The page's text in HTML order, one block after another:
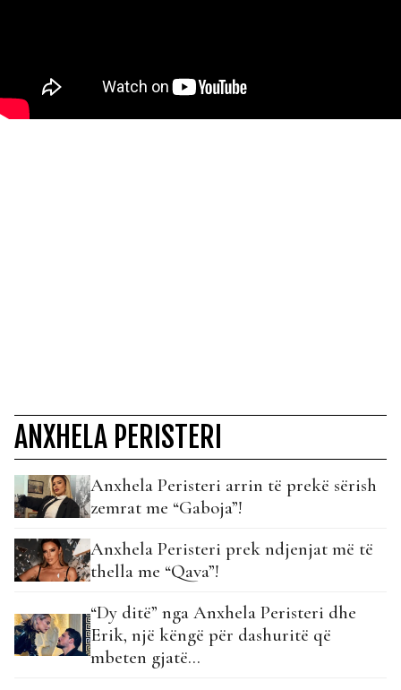
ANXHELA PERISTERI
Anxhela Peristeri arrin të prekë sërish
zemrat me “Gaboja”!
Anxhela Peristeri prek ndjenjat më të
thella me “Qava”!
“Dy ditë” nga Anxhela Peristeri dhe
Erik, një këngë për dashuritë që
mbeten gjatë…